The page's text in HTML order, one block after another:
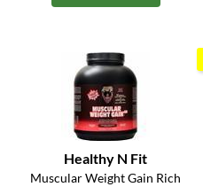
Healthy N Fit
Muscular Weight Gain Rich